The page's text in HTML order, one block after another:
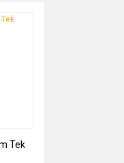
Tek